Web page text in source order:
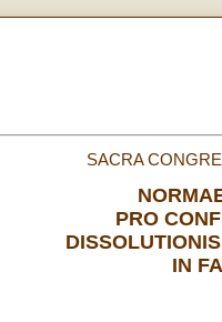
SACRA
PRO
IN